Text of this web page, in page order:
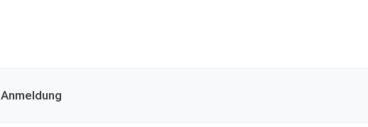
Anmeldung